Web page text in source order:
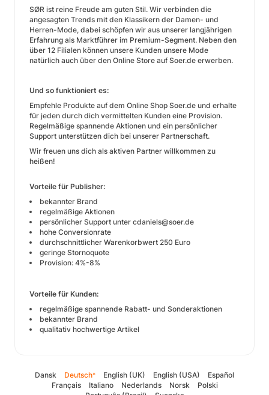
SØR ist reine Freude am guten Stil. Wir verbinden die
angesagten Trends mit den Klassikern der Damen- und
Herren-Mode, dabei schöpfen wir aus unserer langjährigen
Erfahrung als Marktführer im Premium-Segment. Neben den
über 12 Filialen können unsere Kunden unsere Mode
natürlich auch über den Online Store auf Soer.de erwerben.
Und so funktioniert es:
Empfehle Produkte auf dem Online Shop Soer.de und erhalte
für jeden durch dich vermittelten Kunden eine Provision.
Regelmäßige spannende Aktionen und ein persönlicher
Support unterstützen dich bei unserer Partnerschaft.
Wir freuen uns dich als aktiven Partner willkommen zu
heißen!
Vorteile für Publisher:
bekannter Brand
regelmäßige Aktionen
persönlicher Support unter cdaniels@soer.de
hohe Conversionrate
durchschnittlicher Warenkorbwert 250 Euro
geringe Stornoquote
Provision: 4%-8%
Vorteile für Kunden:
regelmäßige spannende Rabatt- und Sonderaktionen
bekannter Brand
qualitativ hochwertige Artikel
Dansk Deutsch* English (UK) English (USA)
Español
Français
Italiano Nederlands Norsk
Polski